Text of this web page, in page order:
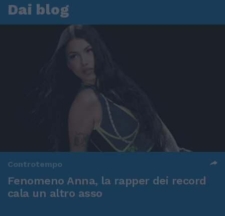
Dai blog
Controtempo
Fenomeno Anna, la rapper dei record
cala un altro asso